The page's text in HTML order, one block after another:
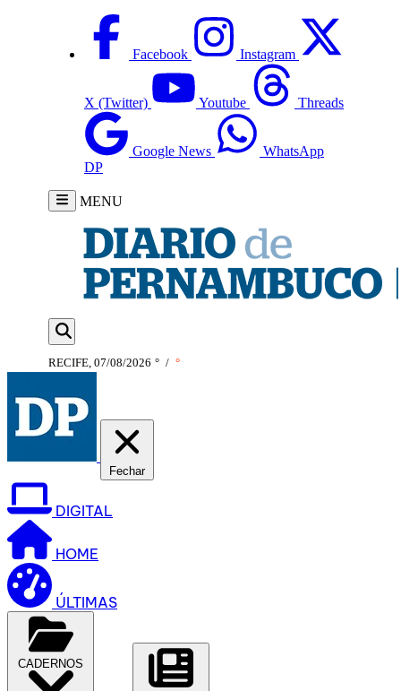
Facebook Instagram
X (Twitter) Youtube Threads
Google News
WhatsApp
DP
MENU
RECIFE, 07/08/2026 ° / °
Fechar
DIGITAL
HOME
ÚLTIMAS
CADERNOS